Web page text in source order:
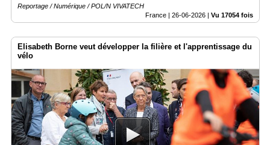
Reportage / Numérique / POL/N VIVATECH
France | 26-06-2026 Vu 17054 fois
Elisabeth Borne veut développer la filière et l'apprentissage du
vélo